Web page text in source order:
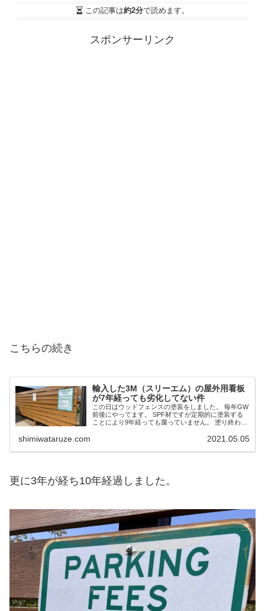
この記事は約2分で読めます。
スポンサーリンク
こちらの続き
輸入した3M（スリーエム）の屋外用看板
が7年経っても劣化してない件
この日はウッドフェンスの塗装をしました。 毎年GW
前後にやってます。 SPF材ですが定期的に塗装する
ことにより9年経っても腐っていません。 塗り終わっ
きもばっちり。 で、ふと7年前に輸入した看...
shimiwataruze.com 2021.05.05
更に3年が経ち10年経過しました。